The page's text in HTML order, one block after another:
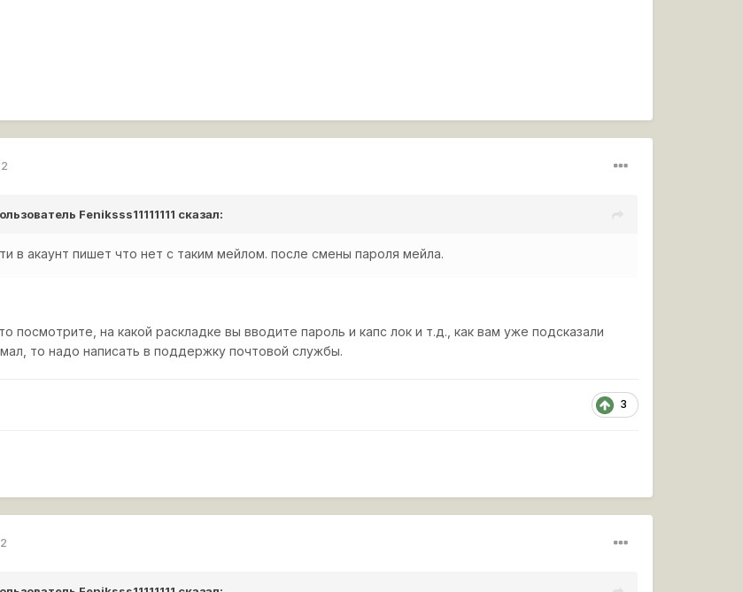
Feniksss11111111 сказал:
в акаунт пишет что нет с таким мейлом. после смены пароля мейла.
посмотрите, на какой раскладке вы вводите пароль и капс лок и т.д., как вам уже подсказали
то надо написать в поддержку почтовой службы.
3